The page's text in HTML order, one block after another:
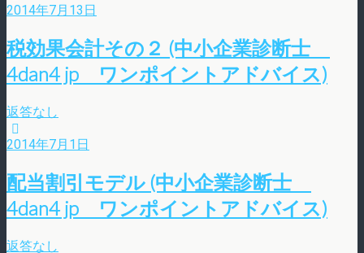
2014年7月13日
税効果会計その２ (中小企業診断士
4dan4 jp ワンポイントアドバイス)
返答なし
2014年7月1日
配当割引モデル (中小企業診断士
4dan4 jp ワンポイントアドバイス)
返答なし